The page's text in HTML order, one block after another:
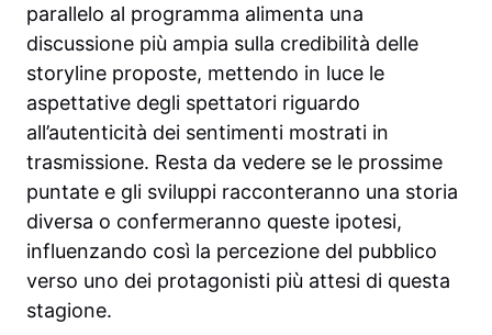
parallelo al programma alimenta una
discussione più ampia sulla credibilità delle
storyline proposte, mettendo in luce le
aspettative degli spettatori riguardo
all’autenticità dei sentimenti mostrati in
trasmissione. Resta da vedere se le prossime
puntate e gli sviluppi racconteranno una storia
diversa o confermeranno queste ipotesi,
influenzando così la percezione del pubblico
verso uno dei protagonisti più attesi di questa
stagione.